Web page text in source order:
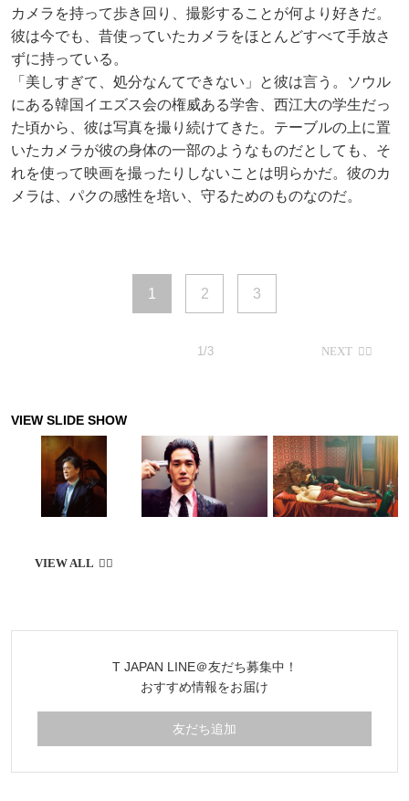
カメラを持って歩き回り、撮影することが何より好きだ。
彼は今でも、昔使っていたカメラをほとんどすべて手放さ
ずに持っている。
「美しすぎて、処分なんてできない」と彼は言う。ソウル
にある韓国イエズス会の権威ある学舎、西江大の学生だっ
た頃から、彼は写真を撮り続けてきた。テーブルの上に置
いたカメラが彼の身体の一部のようなものだとしても、そ
れを使って映画を撮ったりしないことは明らかだ。彼のカ
メラは、パクの感性を培い、守るためのものなのだ。
1 2 3
1/3
T JAPAN LINE＠友だち募集中！
おすすめ情報をお届け
友だち追加